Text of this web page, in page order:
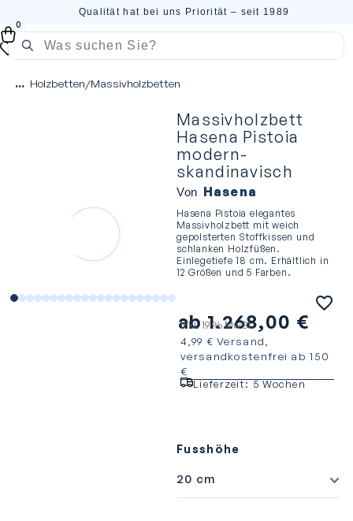
Qualität hat bei uns Priorität – seit 1989
0
... Holzbetten/Massivholzbetten
Massivholzbett
Hasena Pistoia
modern-
skandinavisch
Von Hasena
Hasena Pistoia elegantes
Massivholzbett mit weich
gepolsterten Stoffkissen und
schlanken Holzfüßen.
Einlegetiefe 18 cm. Erhältlich in
12 Größen und 5 Farben.
ab1.268,00 €
inkl. 19 % MwSt.
4,99 € Versand,
versandkostenfrei ab 150
€
Lieferzeit:5 Wochen
Fusshöhe